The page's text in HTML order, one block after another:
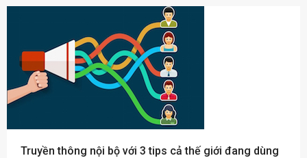
Truyền thông nội bộ với 3 tips cả thế giới đang dùng